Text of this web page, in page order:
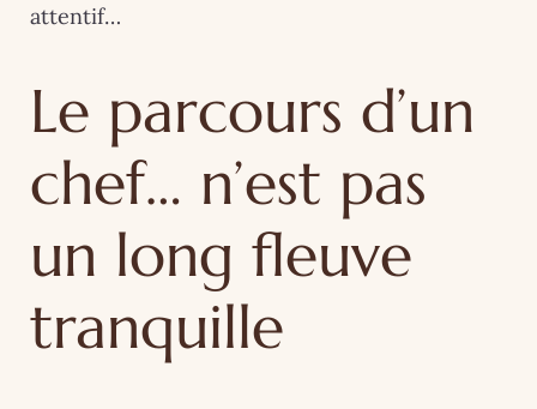
attentif…
Le parcours d’un
chef… n’est pas
un long fleuve
tranquille